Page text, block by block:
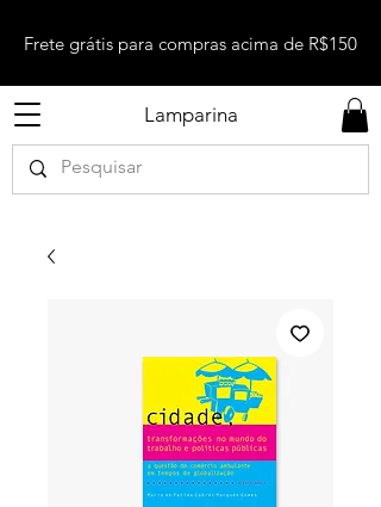
Lamparina
Frete grátis para compras acima de R$150